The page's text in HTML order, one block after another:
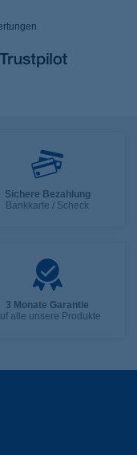
Sichere Bezahlung
Bankkarte / Scheck
3 Monate Garantie
alle unsere Produkte